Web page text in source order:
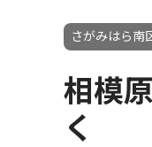
さがみはら南
相模
く